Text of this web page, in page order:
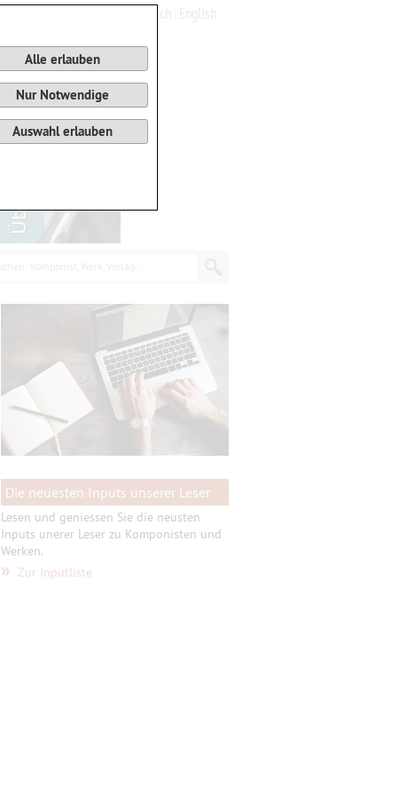
Die neuesten Inputs unserer Leser
Lesen und geniessen Sie die neusten
Inputs unerer Leser zu Komponisten und
Werken.
» Zur Inputliste
Alle erlauben
Nur Notwendige
Auswahl erlauben